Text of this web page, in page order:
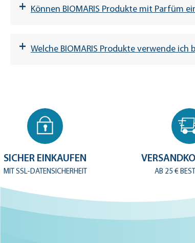
+ Können BIOMARIS Produkte mit Parfüm
+ Welche BIOMARIS Produkte verwende ich
Meersalz-Bad
DermaCare
SICHER EINKAUFEN
MIT SSL-DATENSICHERHEIT AB 25 €